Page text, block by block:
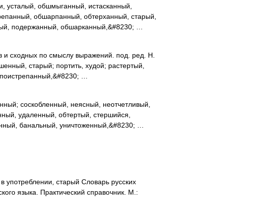
усталый, обшмыганный, истасканный,
обшарпанный, обтерханный, старый,
подержанный, обшарканный,&#8230; …
сходных по смыслу выражений. под. ред. Н.
старый; портить, худой; растертый,
…
соскобленный, неясный, неотчетливый,
удаленный, обтертый, стершийся,
банальный, уничтоженный,&#8230; …
старый Словарь русских
языка. Практический справочник. М.: